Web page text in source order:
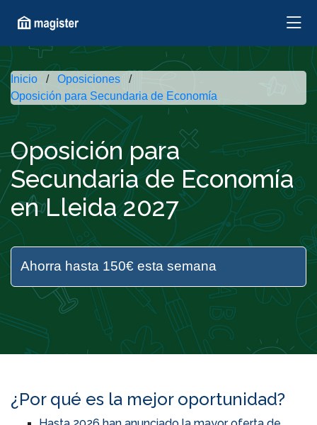
Inicio
Oposiciones
Oposición para Secundaria de Economía
Oposición para
Secundaria de Economía
en Lleida 2027
Ahorra hasta 150€ esta semana
¿Por qué es la mejor oportunidad?